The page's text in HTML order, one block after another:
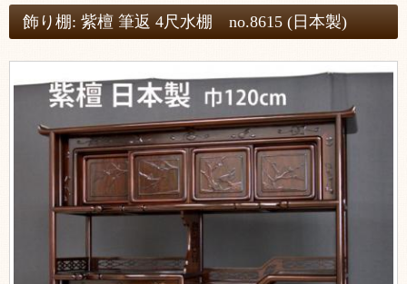
飾り棚: 紫檀 筆返 4尺水棚 no.8615 (日本製)